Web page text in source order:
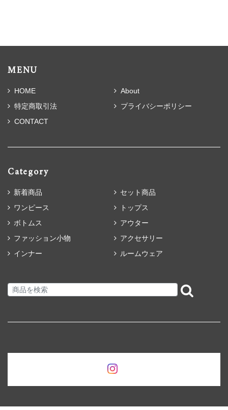
MENU
HOME
About
特定商取引法
プライバシーポリシー
CONTACT
Category
新着商品
セット商品
ワンピース
トップス
ボトムス
アウター
ファッション小物
アクセサリー
インナー
ルームウェア